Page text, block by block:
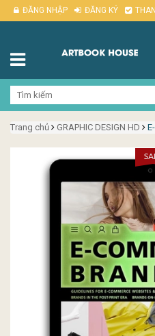
ĐĂNG NHẬP ĐĂNG KÝ
Trang chủ GRAPHIC DESIGN HD